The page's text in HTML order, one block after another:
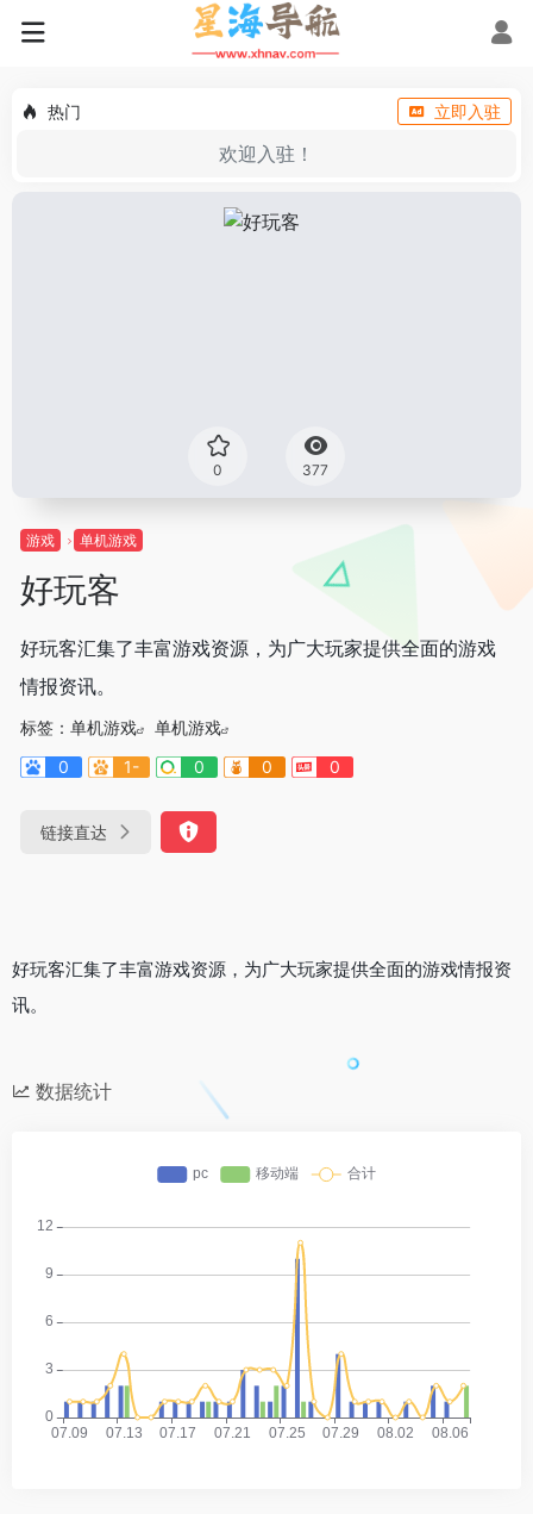
热门 立即入驻
欢迎入驻！
0 377
游戏 单机游戏
好玩客
好玩客汇集了丰富游戏资源，为广大玩家提供全面的游戏
情报资讯。
标签： 单机游戏
单机游戏
0
1- 0 0 0
链接直达
好玩客汇集了丰富游戏资源，为广大玩家提供全面的游戏情报资
讯。
数据统计